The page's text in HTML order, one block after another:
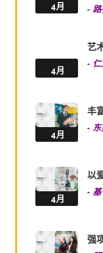
4月 -
4月
艺
-
4月
丰
-
4月
以
-
强